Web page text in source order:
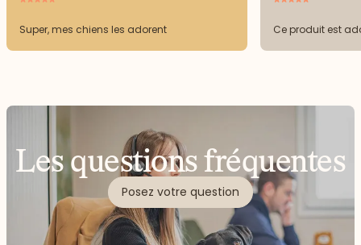
Super, mes chiens les adorent Ce produit est
Les questions fréquentes
Posez votre question